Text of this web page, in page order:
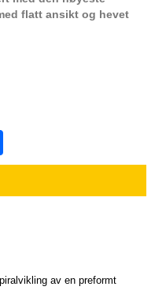
flatt ansikt og hevet
av en preformt